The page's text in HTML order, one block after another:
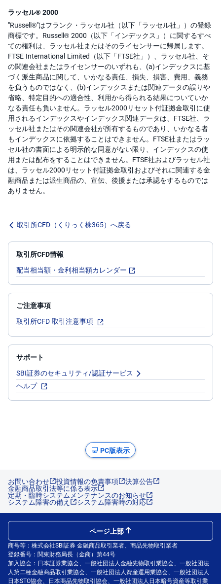
ラッセル® 2000
"Russell®"はフランク・ラッセル社（以下「ラッセル社」）の登録
商標です。Russell® 2000（以下「インデックス」）に関するすべ
ての権利は、ラッセル社またはそのライセンサーに帰属します。
FTSE International Limited（以下「FTSE社」）、ラッセル社、そ
の関連会社またはライセンサーのいずれも、(a)インデックスに基
づく派生商品に関して、いかなる責任、損失、損害、費用、義務
を負うものではなく、(b)インデックスまたは関連データの誤りや
省略、特定目的への適合性、利用から得られる結果についていか
なる責任も負いません。ラッセル2000リセット付証拠金取引に使
用されるインデックスやインデックス関連データは、FTSE社、ラ
ッセル社またはその関連会社が所有するものであり、いかなる者
もインデックスに依拠することはできません。FTSE社またはラッ
セル社の書面による明示的な同意がない限り、インデックスの使
用または配布をすることはできません。FTSE社およびラッセル社
は、ラッセル2000リセット付証拠金取引およびそれに関連する金
融商品または派生商品の、宣伝、後援または承認をするものでは
ありません。
取引所CFD（くりっく株365）へ戻る
取引所CFD情報
配当相当額・金利相当額カレンダー
ご注意事項
取引所CFD 取引注意事項
サポート
SBI証券のセキュリティ/認証サービス
ヘルプ
PC版表示
お問い合わせ 投資情報の免責事項 決算公告
金融商品取引法等に係る表示
定期・臨時システムメンテナンスのお知らせ
システム障害の備え システム障害時の対応
商号等：株式会社SBI証券 金融商品取引業者、商品先物取引業者
登録番号：関東財務局長（金商）第44号
加入協会：日本証券業協会、一般社団法人金融先物取引業協会、一般社団法
人第二種金融商品取引業協会、一般社団法人資産運用業協会、一般社団法人
日本STO協会、日本商品先物取引協会、一般社団法人日本暗号資産等取引業
ページ上部